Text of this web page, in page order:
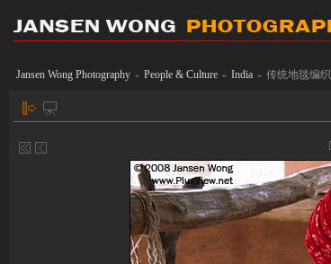
Jansen Wong Photography » People & Culture » India » 传统地毯编织